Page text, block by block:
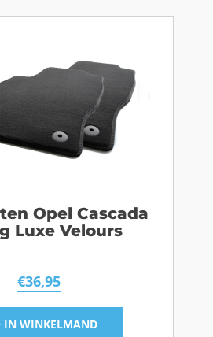
Opel Cascada
Luxe Velours
€36,95
IN WINKELMAND